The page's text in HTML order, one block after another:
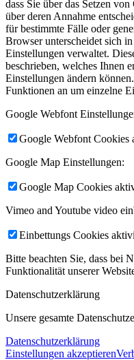
dass Sie über das Setzen
über deren Annahme
für bestimmte Fälle oder
Browser unterscheidet sich
Einstellungen verwaltet.
beschrieben, welches Ihnen
Einstellungen ändern
Funktionen an um einzelne
Google Webfont
Google Webfont Cookies
Google Map Einstellungen:
Google Map Cookies
Vimeo and Youtube video
Einbettungs Cookies
Bitte beachten Sie, dass bei
Funktionalität unserer
Datenschutzerklärung
Unsere gesamte
Datenschutzerklärung
Einstellungen akzeptieren